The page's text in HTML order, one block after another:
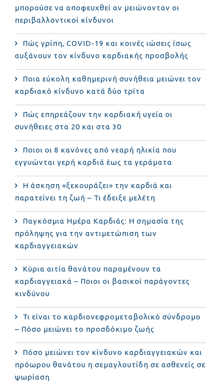
μπορούσε να αποφευχθεί αν μειώνονταν οι
περιβαλλοντικοί κίνδυνοι
Πώς γρίπη, COVID-19 και κοινές ιώσεις ίσως
αυξάνουν τον κίνδυνο καρδιακής προσβολής
Ποια εύκολη καθημερινή συνήθεια μειώνει τον
καρδιακό κίνδυνο κατά δύο τρίτα
Πώς επηρεάζουν την καρδιακή υγεία οι
συνήθειες στα 20 και στα 30
Ποιοι οι 8 κανόνες από νεαρή ηλικία που
εγγυώνται γερή καρδιά έως τα γεράματα
Η άσκηση «ξεκουράζει» την καρδιά και
παρατείνει τη ζωή – Τι έδειξε μελέτη
Παγκόσμια Ημέρα Καρδιάς: Η σημασία της
πρόληψης για την αντιμετώπιση των
καρδιαγγειακών
Κύρια αιτία θανάτου παραμένουν τα
καρδιαγγειακά – Ποιοι οι βασικοί παράγοντες
κινδύνου
Τι είναι το καρδιονεφρομεταβολικό σύνδρομο
– Πόσο μειώνει το προσδόκιμο ζωής
Πόσο μειώνει τον κίνδυνο καρδιαγγειακών και
πρόωρου θανάτου η σεμαγλουτίδη σε ασθενείς σε
ψωρίαση